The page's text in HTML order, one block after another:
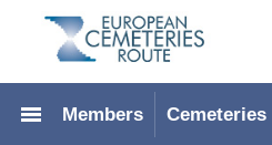
menu Members